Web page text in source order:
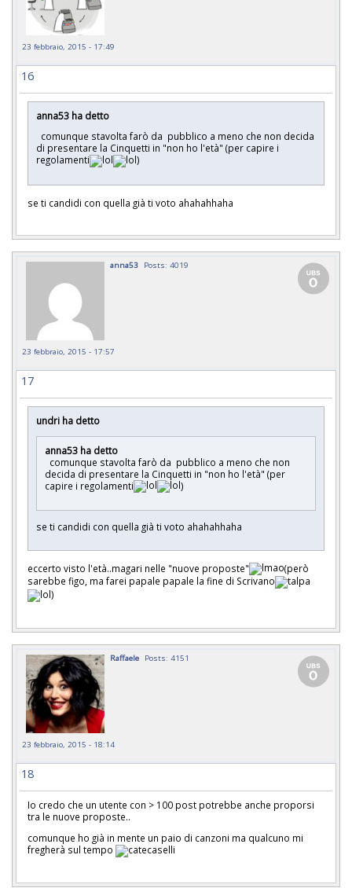
23 febbraio, 2015 - 17:49
16
anna53 ha detto
comunque stavolta farò da pubblico a meno che non decida
di presentare la Cinquetti in "non ho l'età" (per capire i
regolamenti
)
se ti candidi con quella già ti voto ahahahhaha
anna53 Posts: 4019
23 febbraio, 2015 - 17:57
17
undri ha detto
anna53 ha detto
comunque stavolta farò da pubblico a meno che non
decida di presentare la Cinquetti in "non ho l'età" (per
capire i regolamenti
)
se ti candidi con quella già ti voto ahahahhaha
eccerto visto l'età..magari nelle "nuove proposte"
(però
sarebbe figo, ma farei papale papale la fine di Scrivano
)
Raffaele Posts: 4151
23 febbraio, 2015 - 18:14
18
Io credo che un utente con > 100 post potrebbe anche proporsi
tra le nuove proposte..
comunque ho già in mente un paio di canzoni ma qualcuno mi
fregherà sul tempo